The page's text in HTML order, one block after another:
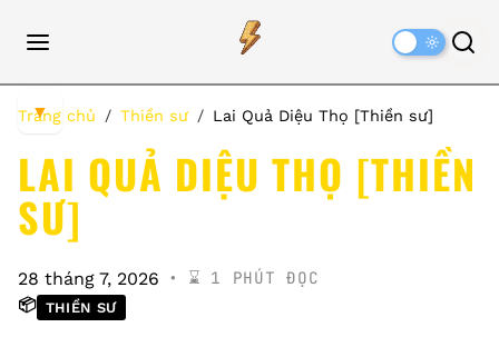
Trang chủ Thiền sư Lai Quả Diệu Thọ [Thiền sư]
LAI QUẢ DIỆU THỌ [THIỀN
SƯ]
28 tháng 7, 2026 ⌛️ 1 PHÚT ĐỌC
📦 THIỀN SƯ
▼